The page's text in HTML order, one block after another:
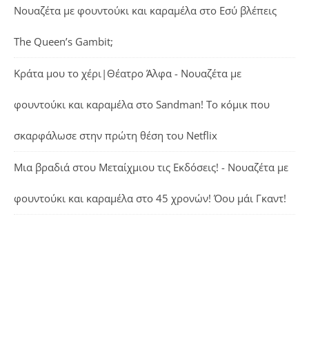
Νουαζέτα με φουντούκι και καραμέλα στο Εσύ βλέπεις
The Queen’s Gambit;
Κράτα μου το χέρι|Θέατρο Άλφα - Νουαζέτα με
φουντούκι και καραμέλα στο Sandman! Το κόμικ που
σκαρφάλωσε στην πρώτη θέση του Netflix
Μια βραδιά στου Μεταίχμιου τις Εκδόσεις! - Νουαζέτα με
φουντούκι και καραμέλα στο 45 χρονών! Όου μάι Γκαντ!